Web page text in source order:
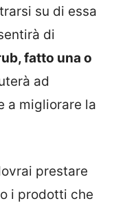
su di essa
di
fatto una o
ad
a migliorare la
prestare
i prodotti che